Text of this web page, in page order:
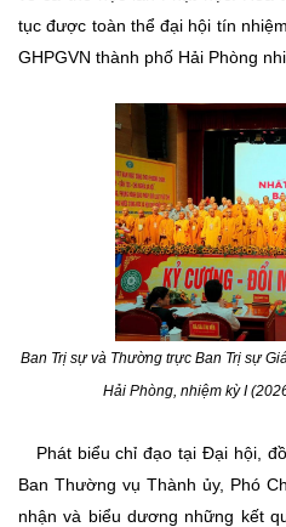
tục được toàn thể đại hội tín
GHPGVN thành phố Hải Phòng
Ban Trị sự và Thường trực Ban Trị sự
Hải Phòng, nhiệm kỳ I
Phát biểu chỉ đạo tại Đại hội,
Ban Thường vụ Thành ủy, Phó
nhận và biểu dương những kết